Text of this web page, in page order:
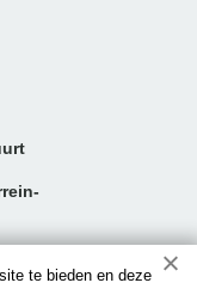
te bieden en deze